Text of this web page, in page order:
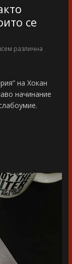
се
различна
на Хокан
начинание